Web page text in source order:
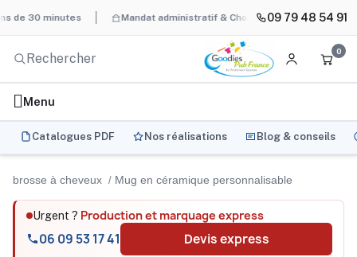
minutes Mandat administratif & Chorus Pro BAT
09 79 48 54 91
0
Menu
Catalogues PDF Nos réalisations Blog & conseils
brosse à cheveux Mug en céramique personnalisable
Urgent ? Production et marquage express
06 09 53 17 41 Devis express